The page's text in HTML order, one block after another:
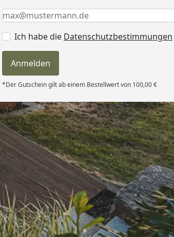
Keine Eingabe erforderlich
Eingabe erforderlich
E-Mail *
Ich habe die Datenschutzbestimmungen
Anmelden
*Der Gutschein gilt ab einem Bestellwert von 100,00 €